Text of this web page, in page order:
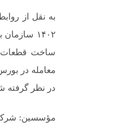
ساخت قطعات)
در نظر
مؤسسین: